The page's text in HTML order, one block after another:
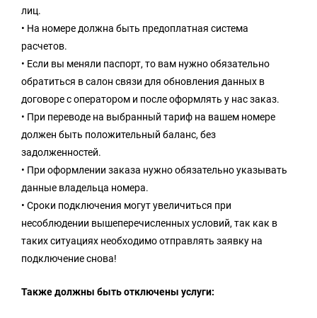
лиц.
• На номере должна быть предоплатная система
расчетов.
• Если вы меняли паспорт, то вам нужно обязательно
обратиться в салон связи для обновления данных в
договоре с оператором и после оформлять у нас заказ.
• При переводе на выбранный тариф на вашем номере
должен быть положительный баланс, без
задолженностей.
• При оформлении заказа нужно обязательно указывать
данные владельца номера.
• Сроки подключения могут увеличиться при
несоблюдении вышеперечисленных условий, так как в
таких ситуациях необходимо отправлять заявку на
подключение снова!
Также должны быть отключены услуги: